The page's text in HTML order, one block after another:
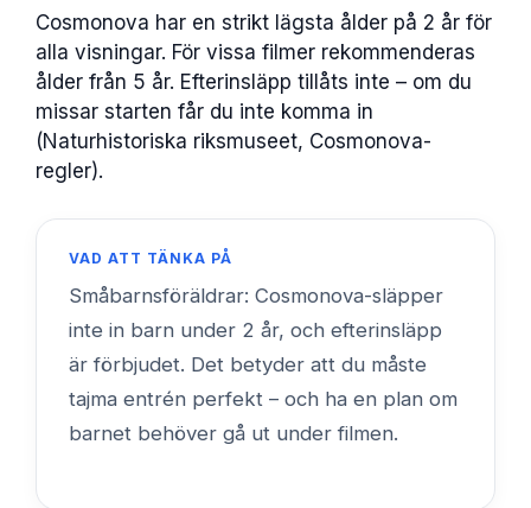
Cosmonova har en strikt lägsta ålder på 2 år för
alla visningar. För vissa filmer rekommenderas
ålder från 5 år. Efterinsläpp tillåts inte – om du
missar starten får du inte komma in
(Naturhistoriska riksmuseet, Cosmonova-
regler).
VAD ATT TÄNKA PÅ
Småbarnsföräldrar: Cosmonova-släpper
inte in barn under 2 år, och efterinsläpp
är förbjudet. Det betyder att du måste
tajma entrén perfekt – och ha en plan om
barnet behöver gå ut under filmen.